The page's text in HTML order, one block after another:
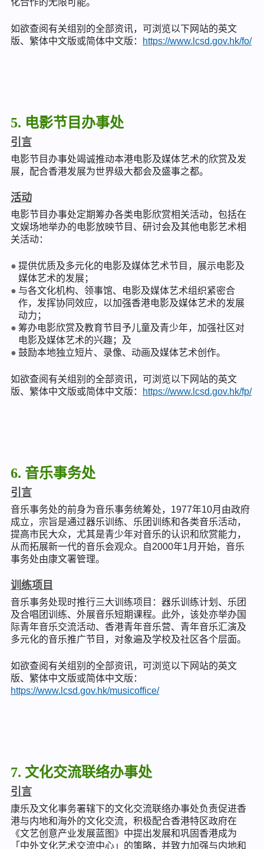
化合作的无限可能。
如欲查阅有关组别的全部资讯，可浏览以下网站的英文
版、繁体中文版或简体中文版：
https://www.lcsd.gov.hk/fo/
5. 电影节目办事处
引言
电影节目办事处竭诚推动本港电影及媒体艺术的欣赏及发
展，配合香港发展为世界级大都会及盛事之都。
活动
电影节目办事处定期筹办各类电影欣赏相关活动，包括在
文娱场地举办的电影放映节目、研讨会及其他电影艺术相
关活动：
提供优质及多元化的电影及媒体艺术节目，展示电影及
媒体艺术的发展；
与各文化机构、领事馆、电影及媒体艺术组织紧密合
作，发挥协同效应，以加强香港电影及媒体艺术的发展
动力；
筹办电影欣赏及教育节目予儿童及青少年，加强社区对
电影及媒体艺术的兴趣；及
鼓励本地独立短片、录像、动画及媒体艺术创作。
如欲查阅有关组别的全部资讯，可浏览以下网站的英文
版、繁体中文版或简体中文版：
https://www.lcsd.gov.hk/fp/
6. 音乐事务处
引言
音乐事务处的前身为音乐事务统筹处，1977年10月由政府
成立，宗旨是通过器乐训练、乐团训练和各类音乐活动，
提高市民大众，尤其是青少年对音乐的认识和欣赏能力，
从而拓展新一代的音乐会观众。自2000年1月开始，音乐
事务处由康文署管理。
训练项目
音乐事务处现时推行三大训练项目：器乐训练计划、乐团
及合唱团训练、外展音乐短期课程。此外，该处亦举办国
际青年音乐交流活动、香港青年音乐营、青年音乐汇演及
多元化的音乐推广节目，对象遍及学校及社区各个层面。
如欲查阅有关组别的全部资讯，可浏览以下网站的英文
版、繁体中文版或简体中文版：
https://www.lcsd.gov.hk/musicoffice/
7. 文化交流联络办事处
引言
康乐及文化事务署辖下的文化交流联络办事处负责促进香
港与内地和海外的文化交流，积极配合香港特区政府在
《文艺创意产业发展蓝图》中提出发展和巩固香港成为
「中外文化艺术交流中心」的策略，并致力加强与内地和